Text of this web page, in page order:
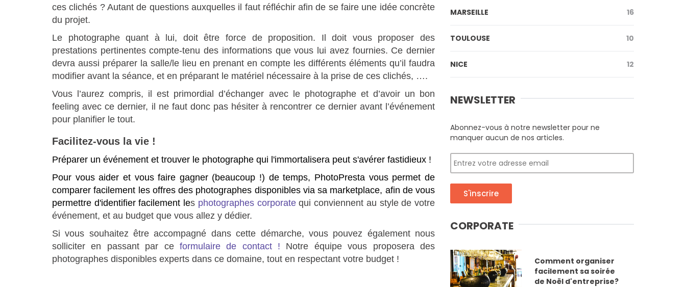
ces clichés ? Autant de questions auxquelles il faut réfléchir afin de se faire une idée concrète
du projet.
Le photographe quant à lui, doit être force de proposition. Il doit vous proposer des
prestations pertinentes compte-tenu des informations que vous lui avez fournies. Ce dernier
devra aussi préparer la salle/le lieu en prenant en compte les différents éléments qu’il faudra
modifier avant la séance, et en préparant le matériel nécessaire à la prise de ces clichés, ….
Vous l’aurez compris, il est primordial d’échanger avec le photographe et d’avoir un bon
feeling avec ce dernier, il ne faut donc pas hésiter à rencontrer ce dernier avant l’événement
pour planifier le tout.
Facilitez-vous la vie !
Préparer un événement et trouver le photographe qui l'immortalisera peut s'avérer fastidieux !
Pour vous aider et vous faire gagner (beaucoup !) de temps, PhotoPresta vous permet de
comparer facilement les offres des photographes disponibles via sa marketplace, afin de vous
permettre d'identifier facilement les photographes corporatequi conviennent au style de votre
événement, et au budget que vous allez y dédier.
Si vous souhaitez être accompagné dans cette démarche, vous pouvez également nous
solliciter en passant par ce formulaire de contact ! Notre équipe vous proposera des
photographes disponibles experts dans ce domaine, tout en respectant votre budget !
MARSEILLE 16
TOULOUSE 10
NICE 12
NEWSLETTER
Abonnez-vous à notre newsletter pour ne
manquer aucun de nos articles.
S'inscrire
CORPORATE
Comment organiser
facilement sa soirée
de Noël d'entreprise?